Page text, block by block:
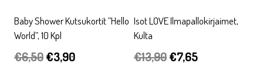
Baby Shower Kutsukortit ”Hello
World”, 10 Kpl
€6,50Alkuperäinen
€3,90Nykyinen
Isot LOVE Ilmapallokirjaimet,
Kulta
€13,90Alkuperäinen
€7,65Nykyinen